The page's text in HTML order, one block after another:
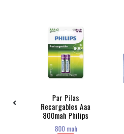
Par Pilas
Recargables Aaa
800mah Philips
800 mah